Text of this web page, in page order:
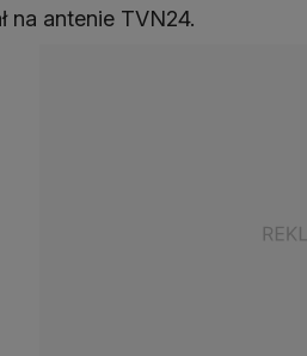
na antenie TVN24.